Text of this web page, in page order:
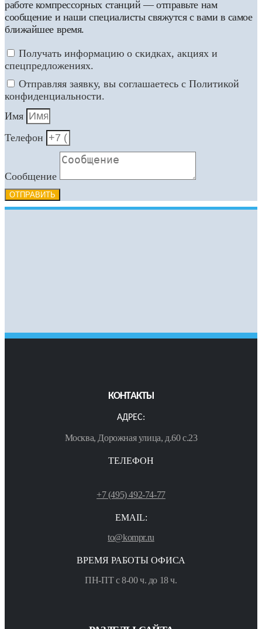
работе компрессорных станций — отправьте нам
сообщение и наши специалисты свяжутся с вами в самое
ближайшее время.
Получать информацию о скидках, акциях и
спецпредложениях.
Отправляя заявку, вы соглашаетесь с Политикой
конфиденциальности.
Имя
Телефон
Сообщение
ОТПРАВИТЬ
КОНТАКТЫ
АДРЕС:
Москва, Дорожная улица, д.60 с.23
ТЕЛЕФОН
+7 (495) 492-74-77
EMAIL:
to@kompr.ru
ВРЕМЯ РАБОТЫ ОФИСА
ПН-ПТ с 8-00 ч. до 18 ч.